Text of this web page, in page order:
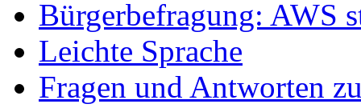
Bürgerbefragung: AWS
Leichte Sprache
Fragen und Antworten